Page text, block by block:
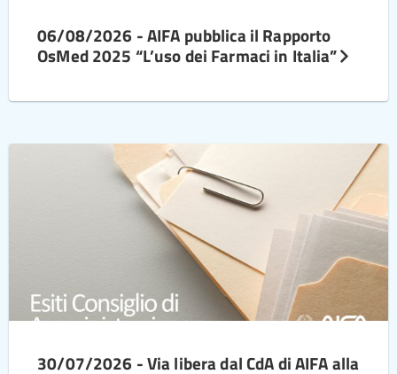
06/08/2026 - AIFA pubblica il Rapporto
OsMed 2025 “L’uso dei Farmaci in Italia”
30/07/2026 - Via libera dal CdA di AIFA alla